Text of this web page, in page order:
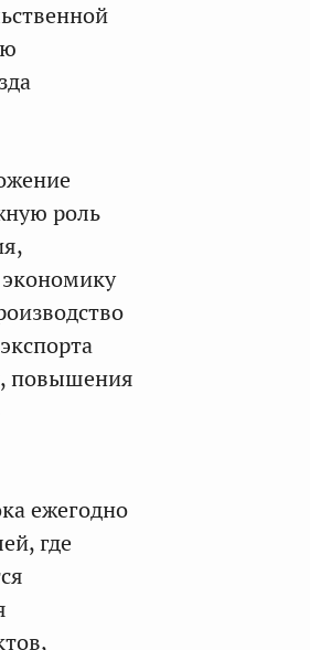
роль
экономику
повышения
ежегодно
где